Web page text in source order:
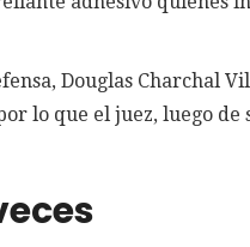
Douglas Charchal
lo que el juez, luego